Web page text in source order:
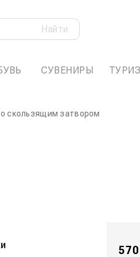
Найти
СУВЕНИРЫ
скользящим затвором